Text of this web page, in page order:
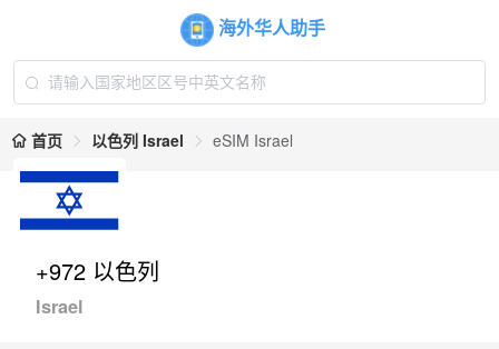
海外华人助手
首页 以色列 Israel eSIM Israel
+972 以色列
Israel